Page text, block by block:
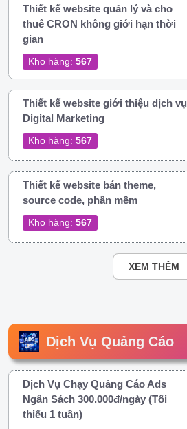
Thiết kế website quản lý và cho
thuê CRON không giới hạn thời
gian
Kho hàng: 567
Thiết kế website giới thiệu dịch vụ
Digital Marketing
Kho hàng: 567
Thiết kế website bán theme,
source code, phần mềm
Kho hàng: 567
XEM THÊM
Dịch Vụ Quảng Cáo
Dịch Vụ Chạy Quảng Cáo Ads
Ngân Sách 300.000đ/ngày (Tối
thiểu 1 tuần)